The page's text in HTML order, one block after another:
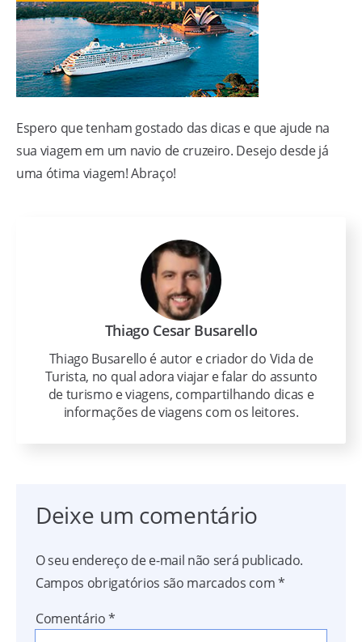
Espero que tenham gostado das dicas e que ajude na
sua viagem em um navio de cruzeiro. Desejo desde já
uma ótima viagem! Abraço!
Thiago Cesar Busarello
Thiago Busarello é autor e criador do Vida de
Turista, no qual adora viajar e falar do assunto
de turismo e viagens, compartilhando dicas e
informações de viagens com os leitores.
Deixe um comentário
O seu endereço de e-mail não será publicado.
Campos obrigatórios são marcados com*
Comentário*